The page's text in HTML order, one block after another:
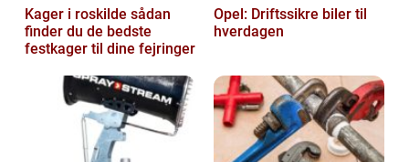
Kager i roskilde sådan
finder du de bedste
festkager til dine fejringer
Opel: Driftssikre biler til
hverdagen